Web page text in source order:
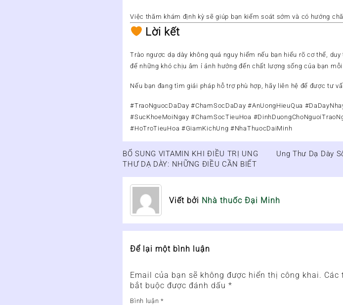
Việc thăm khám định kỳ sẽ giúp bạn kiểm soát sớm và có hướng
Lời kết
Trào ngược dạ dày không quá nguy hiểm nếu bạn hiểu rõ cơ thể, duy
để những khó chịu âm ỉ ảnh hưởng đến chất lượng sống của bạn mỗi
Nếu bạn đang tìm giải pháp hỗ trợ phù hợp, hãy liên hệ để được tư
#TraoNguocDaDay #ChamSocDaDay #AnUongHieuQua
#SucKhoeMoiNgay #ChamSocTieuHoa
#HoTroTieuHoa #GiamKichUng #NhaThuocDaiMinh
Điều
hướng
viết
BỔ SUNG VITAMIN KHI ĐIỀU TRỊ UNG
THƯ DẠ DÀY: NHỮNG ĐIỀU CẦN BIẾT
Ung Thư Dạ Dày
Viết bởi Nhà thuốc Đại Minh
Để lại một bình luận
Email của bạn sẽ không được hiển thị công khai. Các
bắt buộc được đánh dấu*
Bình luận*